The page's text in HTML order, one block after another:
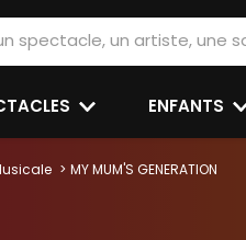
ENFANTS
MY MUM'S GENERATION